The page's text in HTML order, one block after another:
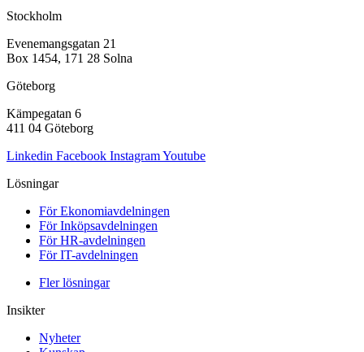
Stockholm
Evenemangsgatan 21
Box 1454, 171 28 Solna
Göteborg
Kämpegatan 6
411 04 Göteborg
Linkedin Facebook InstagramYoutube
Lösningar
För Ekonomiavdelningen
För Inköpsavdelningen
För HR-avdelningen
För IT-avdelningen
Fler lösningar
Insikter
Nyheter